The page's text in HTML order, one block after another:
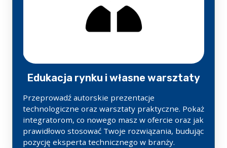
Edukacja rynku i własne warsztaty
Przeprowadź autorskie prezentacje
technologiczne oraz warsztaty praktyczne. Pokaż
integratorom, co nowego masz w ofercie oraz jak
prawidłowo stosować Twoje rozwiązania, budując
pozycję eksperta technicznego w branży.